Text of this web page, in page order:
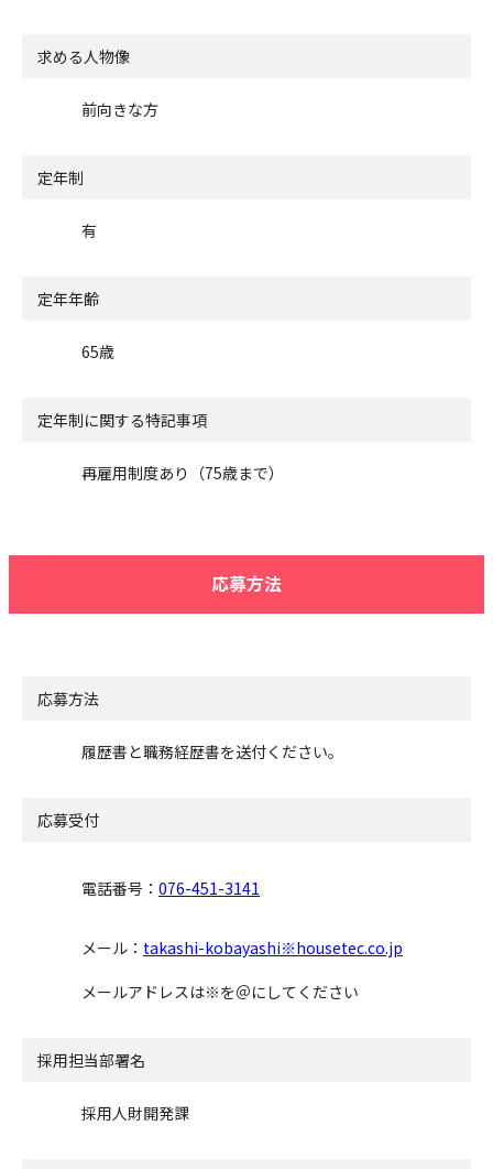
求める人物像
前向きな方
定年制
有
定年年齢
65歳
定年制に関する特記事項
再雇用制度あり（75歳まで）
応募方法
応募方法
履歴書と職務経歴書を送付ください。
応募受付
電話番号： 076-451-3141
メール： takashi-kobayashi※housetec.co.jp
メールアドレスは※を＠にしてください
採用担当部署名
採用人財開発課